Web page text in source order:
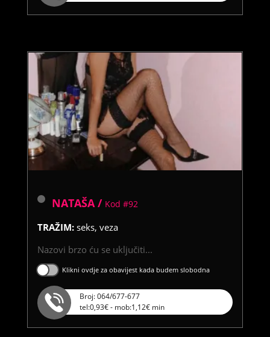
NATAŠA / Kod #92
TRAŽIM: seks, veza
Nazovi brzo ću se uključiti...
Klikni ovdje za obavijest kada budem slobodna
Broj: 064/677-677
tel:0,93€ - mob:1,12€ min